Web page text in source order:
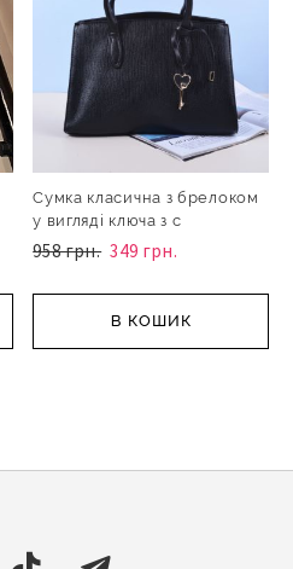
Сумка класична з брелоком
у вигляді ключа з с
958 грн. 349 грн.
В КОШИК